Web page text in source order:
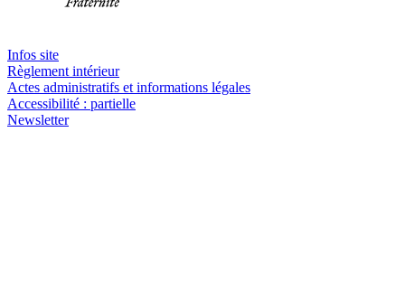
Infos site
Règlement intérieur
Actes administratifs et informations légales
Accessibilité : partielle
Newsletter